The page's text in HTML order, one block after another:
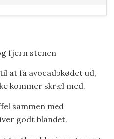
fjern stenen.
at få avocadokødet ud,
kommer skræl med.
sammen med
godt blandet.